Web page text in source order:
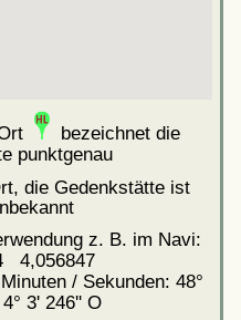
bezeichnet die
punktgenau
die Gedenkstätte ist
z. B. im Navi:
4,056847
/ Sekunden: 48°
3' 246'' O